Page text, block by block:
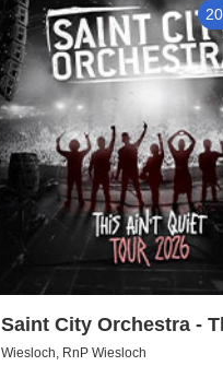
Saint City Orchestra -
Ain´t Quiet Tour 2026
Wiesloch, RnP Wiesloch